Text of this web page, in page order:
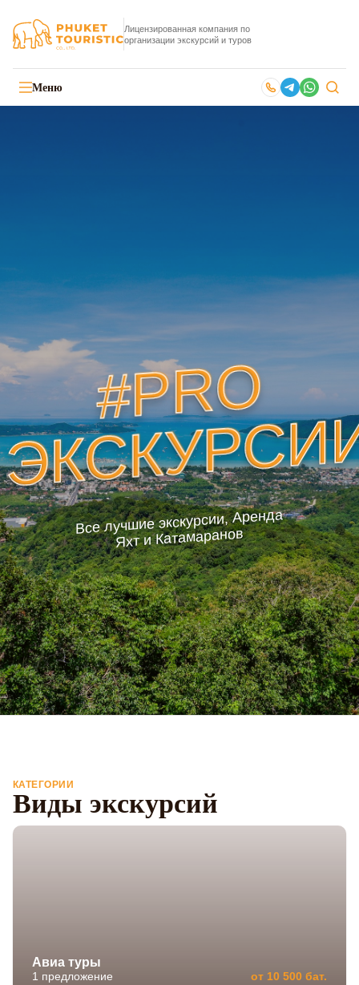
Лицензированная компания по
организации экскурсий и туров
Меню
#PRO
Все лучшие экскурсии, Аренда
Яхт и Катамаранов
КАТЕГОРИИ
Виды экскурсий
Авиа туры
1 предложение от 10 500 бат.